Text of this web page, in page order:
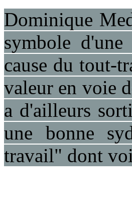
Dominique
symbole
cause du tout-
valeur en voie
a d'ailleurs
une bonne
travail" dont